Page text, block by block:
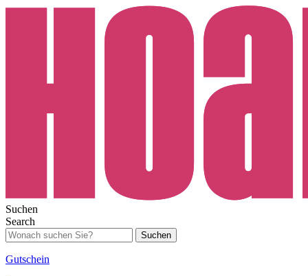
Suchen
Search
Suchen
Gutschein